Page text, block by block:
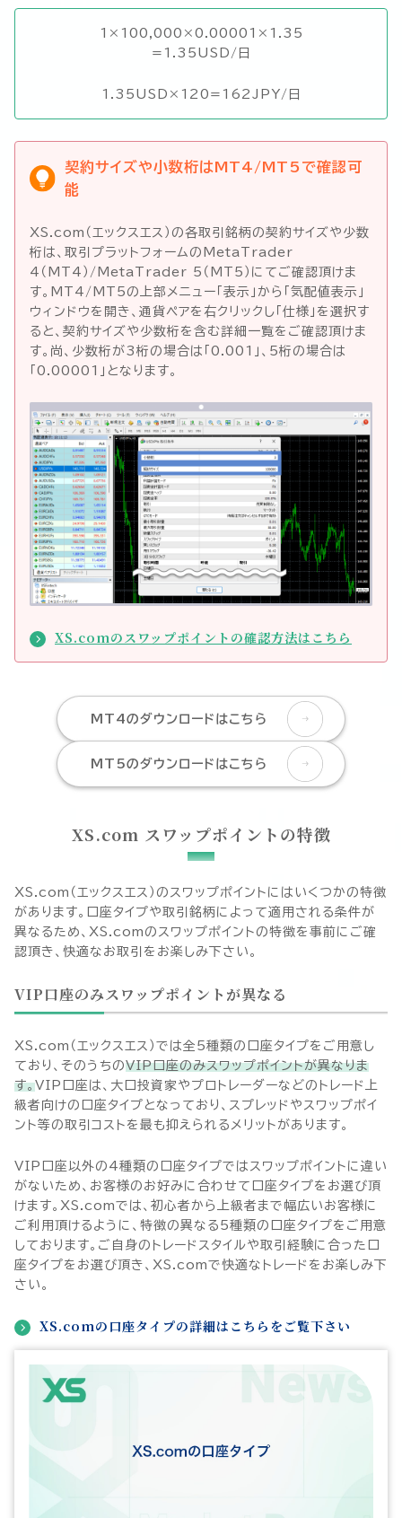
XS.com
Trade the Global Markets
with a Trusted Broker
1×100,000×0.00001×1.35
=1.35USD/日
1.35USD×120=162JPY/日
契約サイズや小数桁はMT4/MT5で確認可
能
XS.com（エックスエス）の各取引銘柄の契約サイズや少数
桁は、取引プラットフォームのMetaTrader
4（MT4）/MetaTrader 5（MT5）にてご確認頂けま
す。MT4/MT5の上部メニュー「表示」から「気配値表示」
ウィンドウを開き、通貨ペアを右クリックし「仕様」を選択す
ると、契約サイズや少数桁を含む詳細一覧をご確認頂けま
す。尚、少数桁が3桁の場合は「0.001」、5桁の場合は
「0.00001」となります。
XS.comのスワップポイントの確認方法はこちら
MT4のダウンロードはこちら
MT5のダウンロードはこちら
XS.com スワップポイントの特徴
XS.com（エックスエス）のスワップポイントにはいくつかの特徴
があります。口座タイプや取引銘柄によって適用される条件が
異なるため、XS.comのスワップポイントの特徴を事前にご確
認頂き、快適なお取引をお楽しみ下さい。
VIP口座のみスワップポイントが異なる
XS.com（エックスエス）では全5種類の口座タイプをご用意し
ており、そのうちのVIP口座のみスワップポイントが異なりま
す。VIP口座は、大口投資家やプロトレーダーなどのトレード上
級者向けの口座タイプとなっており、スプレッドやスワップポイ
ント等の取引コストを最も抑えられるメリットがあります。
VIP口座以外の4種類の口座タイプではスワップポイントに違い
がないため、お客様のお好みに合わせて口座タイプをお選び頂
けます。XS.comでは、初心者から上級者まで幅広いお客様に
ご利用頂けるように、特徴の異なる5種類の口座タイプをご用意
しております。ご自身のトレードスタイルや取引経験に合った口
座タイプをお選び頂き、XS.comで快適なトレードをお楽しみ下
さい。
XS.comの口座タイプの詳細はこちらをご覧下さい